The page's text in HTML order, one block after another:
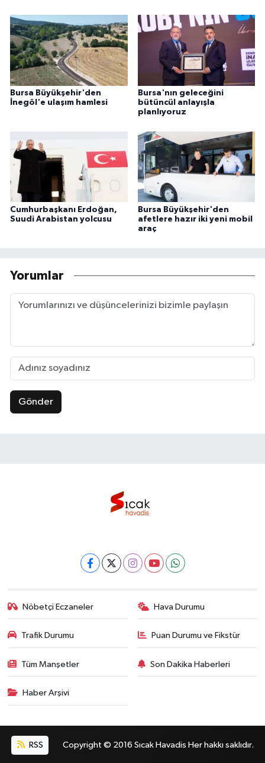
Bursa Büyükşehir'den
İnegöl'e ulaşım hamlesi
Bursa'nın geleceğini
bütüncül anlayışla
planlıyoruz
Cumhurbaşkanı Erdoğan,
Suudi Arabistan yolcusu
Bursa Büyükşehir'den
afetlere hazır iki yeni mobil
araç
Yorumlar
Gönder
Nöbetçi Eczaneler Hava Durumu
Trafik Durumu Puan Durumu ve Fikstür
Tüm Manşetler Son Dakika Haberleri
Haber Arşivi
RSS Copyright © 2016 Sıcak Havadis Her hakkı saklıdır.